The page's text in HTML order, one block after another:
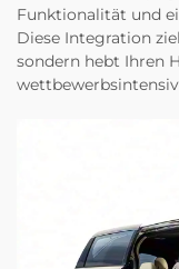
Funktionalität und
Diese Integration
sondern hebt Ihren